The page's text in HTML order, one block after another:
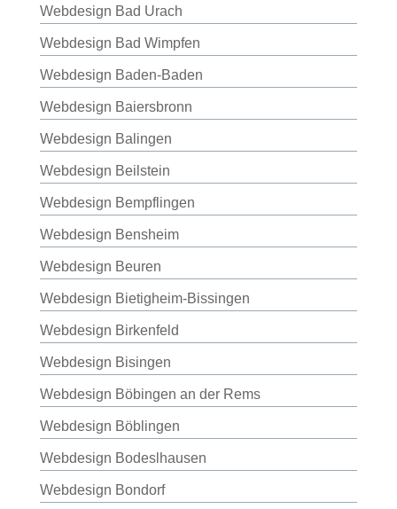
Webdesign Bad Urach
Webdesign Bad Wimpfen
Webdesign Baden-Baden
Webdesign Baiersbronn
Webdesign Balingen
Webdesign Beilstein
Webdesign Bempflingen
Webdesign Bensheim
Webdesign Beuren
Webdesign Bietigheim-Bissingen
Webdesign Birkenfeld
Webdesign Bisingen
Webdesign Böbingen an der Rems
Webdesign Böblingen
Webdesign Bodeslhausen
Webdesign Bondorf